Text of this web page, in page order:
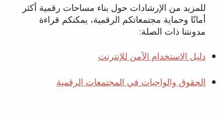
للمزيد من الإرشادات حول بناء مساحات رقمية أكثر
أمانًا وحماية مجتمعاتكم الرقمية، يمكنكم قراءة
مدونتنا ذات الصلة:
دليل الاستخدام الآمن للإنترنت
الحقوق والواجبات في المجتمعات الرقمية